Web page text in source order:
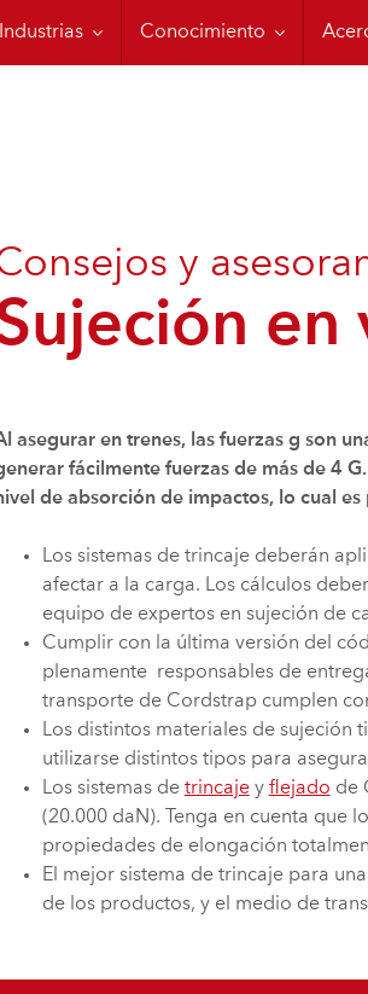
Industrias
Aplicaciones MilitaresConocimiento
Formación de Cordstrap
y
en
asegurar en trenes, las fuerzas g son
fácilmente fuerzas de más de 4
de absorción de impactos, lo cual
Los sistemas de trincaje deberán
afectar a la carga. Los cálculos
equipo de expertos en sujeción de
Cumplir con la última versión del
plenamente responsables de
transporte de Cordstrap cumplen
Los distintos materiales de
utilizarse distintos tipos para
Los sistemas de trincajey flejado de
(20.000 daN). Tenga en cuenta que
propiedades de elongación
El mejor sistema de trincaje para
de los productos, y el medio de